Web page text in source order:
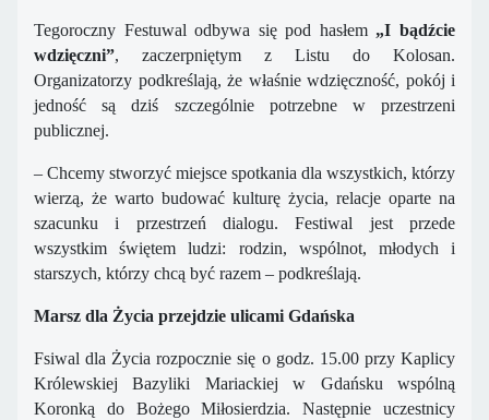
Tegoroczny Festuwal odbywa się pod hasłem „I bądźcie
wdzięczni”, zaczerpniętym z Listu do Kolosan.
Organizatorzy podkreślają, że właśnie wdzięczność, pokój i
jedność są dziś szczególnie potrzebne w przestrzeni
publicznej.
– Chcemy stworzyć miejsce spotkania dla wszystkich, którzy
wierzą, że warto budować kulturę życia, relacje oparte na
szacunku i przestrzeń dialogu. Festiwal jest przede
wszystkim świętem ludzi: rodzin, wspólnot, młodych i
starszych, którzy chcą być razem – podkreślają.
Marsz dla Życia przejdzie ulicami Gdańska
Fsiwal dla Życia rozpocznie się o godz. 15.00 przy Kaplicy
Królewskiej Bazyliki Mariackiej w Gdańsku wspólną
Koronką do Bożego Miłosierdzia. Następnie uczestnicy